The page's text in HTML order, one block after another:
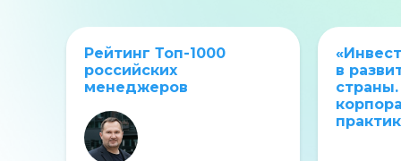
в
Рейтинг Топ-1000
российских
менеджеров